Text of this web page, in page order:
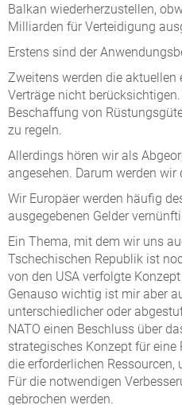
Balkan wiederherzustellen,
Milliarden für Verteidigung
Erstens sind der
Zweitens werden die
Verträge nicht
Beschaffung von
zu regeln.
Allerdings hören wir als
angesehen. Darum werden
Wir Europäer werden häufig
ausgegebenen Gelder
Ein Thema, mit dem wir uns
Tschechischen Republik ist
von den USA verfolgte
Genauso wichtig ist mir aber
unterschiedlicher oder
NATO einen Beschluss über
strategisches Konzept für
die erforderlichen
Für die notwendigen
gebrochen werden.